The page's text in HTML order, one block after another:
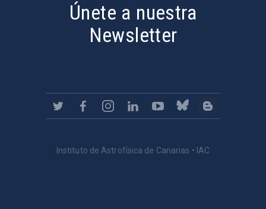
Únete a nuestra
Newsletter
Instituto de Astrofísica de Canarias • IAC